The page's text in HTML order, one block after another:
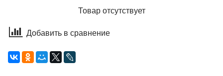
Товар отсутствует
Добавить в сравнение